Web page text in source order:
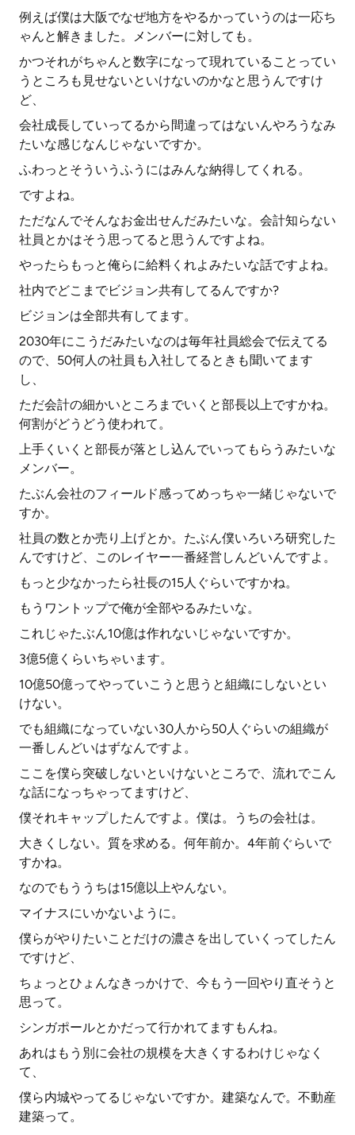
例えば僕は大阪でなぜ地方をやるかっていうのは一応ち
ゃんと解きました。メンバーに対しても。
かつそれがちゃんと数字になって現れていることってい
うところも見せないといけないのかなと思うんですけ
ど、
会社成長していってるから間違ってはないんやろうなみ
たいな感じなんじゃないですか。
ふわっとそういうふうにはみんな納得してくれる。
ですよね。
ただなんでそんなお金出せんだみたいな。会計知らない
社員とかはそう思ってると思うんですよね。
やったらもっと俺らに給料くれよみたいな話ですよね。
社内でどこまでビジョン共有してるんですか?
ビジョンは全部共有してます。
2030年にこうだみたいなのは毎年社員総会で伝えてる
ので、50何人の社員も入社してるときも聞いてます
し、
ただ会計の細かいところまでいくと部長以上ですかね。
何割がどうどう使われて。
上手くいくと部長が落とし込んでいってもらうみたいな
メンバー。
たぶん会社のフィールド感ってめっちゃ一緒じゃないで
すか。
社員の数とか売り上げとか。たぶん僕いろいろ研究した
んですけど、このレイヤー一番経営しんどいんですよ。
もっと少なかったら社長の15人ぐらいですかね。
もうワントップで俺が全部やるみたいな。
これじゃたぶん10億は作れないじゃないですか。
3億5億くらいちゃいます。
10億50億ってやっていこうと思うと組織にしないとい
けない。
でも組織になっていない30人から50人ぐらいの組織が
一番しんどいはずなんですよ。
ここを僕ら突破しないといけないところで、流れでこん
な話になっちゃってますけど、
僕それキャップしたんですよ。僕は。うちの会社は。
大きくしない。質を求める。何年前か。4年前ぐらいで
すかね。
なのでもううちは15億以上やんない。
マイナスにいかないように。
僕らがやりたいことだけの濃さを出していくってしたん
ですけど、
ちょっとひょんなきっかけで、今もう一回やり直そうと
思って。
シンガポールとかだって行かれてますもんね。
あれはもう別に会社の規模を大きくするわけじゃなく
て、
僕ら内城やってるじゃないですか。建築なんで。不動産
建築って。